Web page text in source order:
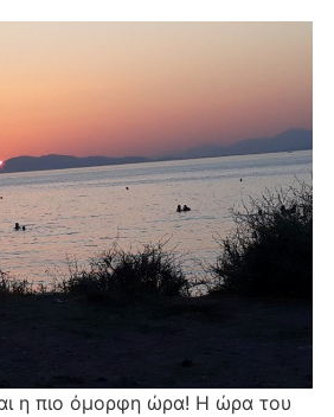
η πιο όμορφη ώρα! Η ώρα του